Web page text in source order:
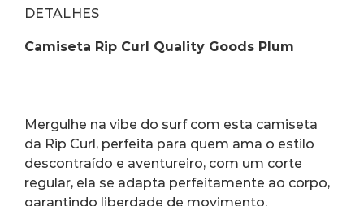
DETALHES
Camiseta Rip Curl Quality Goods Plum
Mergulhe na vibe do surf com esta camiseta
da Rip Curl, perfeita para quem ama o estilo
descontraído e aventureiro, com um corte
regular, ela se adapta perfeitamente ao corpo,
garantindo liberdade de movimento.